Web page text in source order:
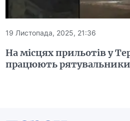
19 Листопада, 2025, 21:36
На місцях прильотів у
працюють рятувальники